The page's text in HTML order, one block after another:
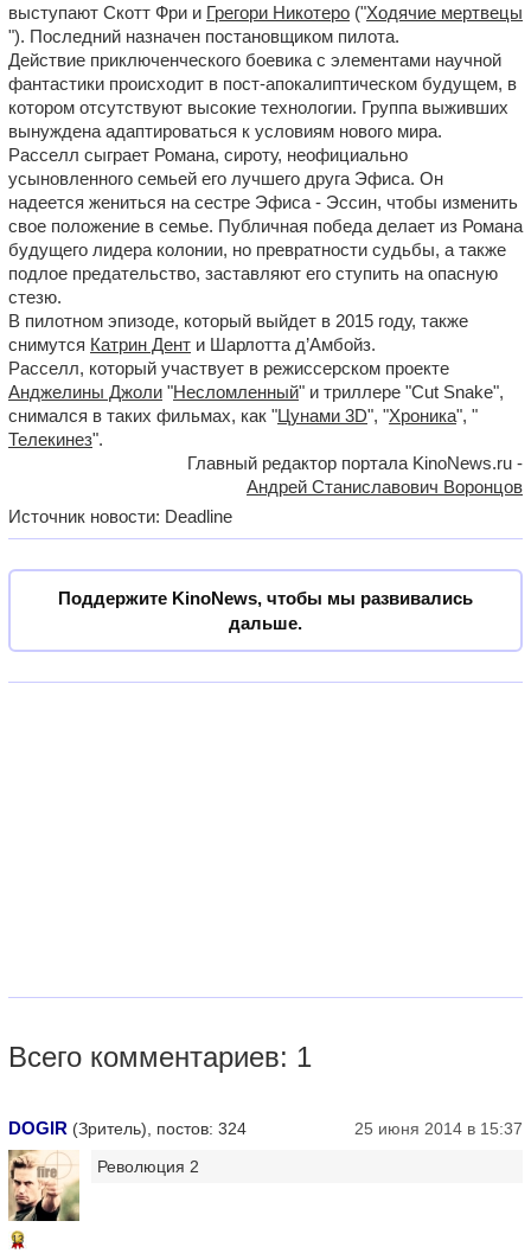
выступают Скотт Фри и Грегори Никотеро ("Ходячие мертвецы
"). Последний назначен постановщиком пилота.
Действие приключенческого боевика с элементами научной
фантастики происходит в пост-апокалиптическом будущем, в
котором отсутствуют высокие технологии. Группа выживших
вынуждена адаптироваться к условиям нового мира.
Расселл сыграет Романа, сироту, неофициально
усыновленного семьей его лучшего друга Эфиса. Он
надеется жениться на сестре Эфиса - Эссин, чтобы изменить
свое положение в семье. Публичная победа делает из Романа
будущего лидера колонии, но превратности судьбы, а также
подлое предательство, заставляют его ступить на опасную
стезю.
В пилотном эпизоде, который выйдет в 2015 году, также
снимутся Катрин Дент и Шарлотта д’Амбойз.
Расселл, который участвует в режиссерском проекте
Анджелины Джоли "Несломленный" и триллере "Cut Snake",
снимался в таких фильмах, как "Цунами 3D", "Хроника", "
Телекинез".
Главный редактор портала KinoNews.ru -
Андрей Станиславович Воронцов
Источник новости: Deadline
Поддержите KinoNews, чтобы мы развивались
дальше.
Всего комментариев: 1
DOGIR (Зритель), постов: 324 25 июня 2014 в 15:37
13
Революция 2